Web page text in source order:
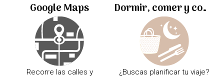
Google Maps
Recorre las calles y
Dormir, comer y comprar
¿Buscas planificar tu viaje?